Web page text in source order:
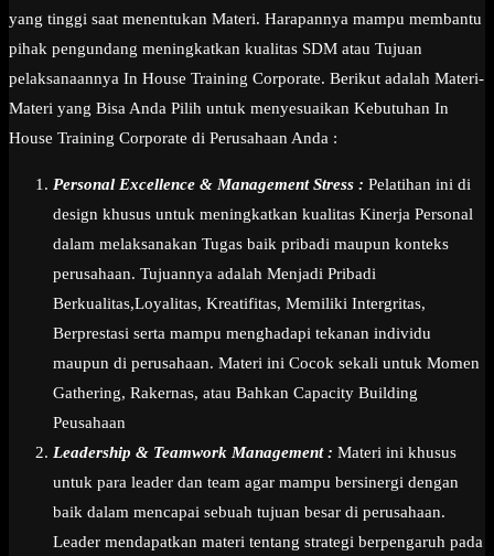
yang tinggi saat menentukan Materi. Harapannya mampu membantu
pihak pengundang meningkatkan kualitas SDM atau Tujuan
pelaksanaannya In House Training Corporate. Berikut adalah Materi-
Materi yang Bisa Anda Pilih untuk menyesuaikan Kebutuhan In
House Training Corporate di Perusahaan Anda :
Personal Excellence & Management Stress : Pelatihan ini di
design khusus untuk meningkatkan kualitas Kinerja Personal
dalam melaksanakan Tugas baik pribadi maupun konteks
perusahaan. Tujuannya adalah Menjadi Pribadi
Berkualitas,Loyalitas, Kreatifitas, Memiliki Intergritas,
Berprestasi serta mampu menghadapi tekanan individu
maupun di perusahaan. Materi ini Cocok sekali untuk Momen
Gathering, Rakernas, atau Bahkan Capacity Building
Peusahaan
Leadership & Teamwork Management : Materi ini khusus
untuk para leader dan team agar mampu bersinergi dengan
baik dalam mencapai sebuah tujuan besar di perusahaan.
Leader mendapatkan materi tentang strategi berpengaruh pada